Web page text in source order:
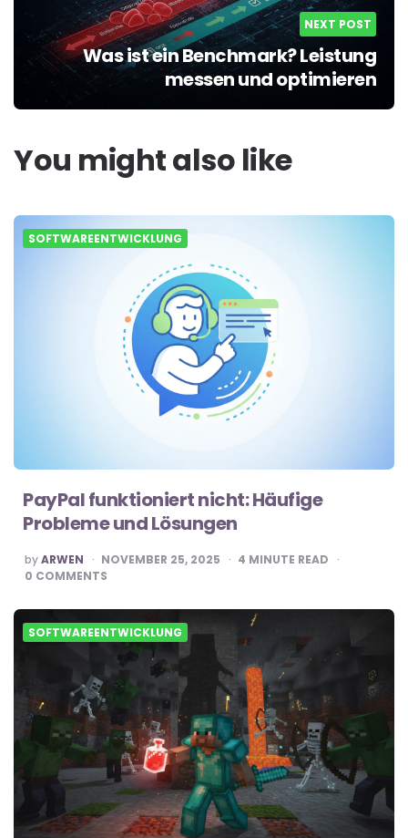
NEXT POST
Was ist ein Benchmark? Leistung
messen und optimieren
You might also like
SOFTWAREENTWICKLUNG
PayPal funktioniert nicht: Häufige
Probleme und Lösungen
POSTED
BY
byARWEN NOVEMBER 25, 2025 4 MINUTE READ
0 COMMENTS
SOFTWAREENTWICKLUNG